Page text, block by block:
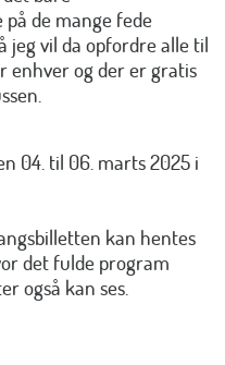
på de mange fede
jeg vil da opfordre alle til
enhver og der er gratis
04. til 06. marts 2025 i
kan hentes
det fulde program
også kan ses.